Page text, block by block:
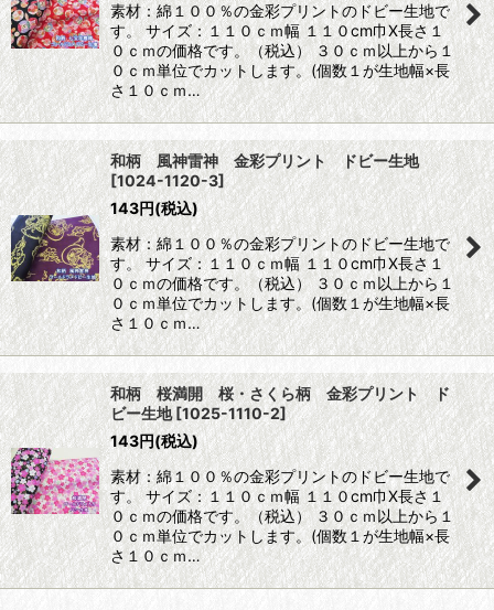
素材：綿１００％の金彩プリントのドビー生地で
す。 サイズ：１１０ｃｍ幅 １１０cm巾X長さ１
０ｃｍの価格です。（税込） ３０ｃｍ以上から１
０ｃｍ単位でカットします。(個数１が生地幅×長
さ１０ｃｍ…
和柄 風神雷神 金彩プリント ドビー生地
[1024-1120-3]
143円(税込)
素材：綿１００％の金彩プリントのドビー生地で
す。 サイズ：１１０ｃｍ幅 １１０cm巾X長さ１
０ｃｍの価格です。（税込） ３０ｃｍ以上から１
０ｃｍ単位でカットします。(個数１が生地幅×長
さ１０ｃｍ…
和柄 桜満開 桜・さくら柄 金彩プリント ド
ビー生地 [1025-1110-2]
143円(税込)
素材：綿１００％の金彩プリントのドビー生地で
す。 サイズ：１１０ｃｍ幅 １１０cm巾X長さ１
０ｃｍの価格です。（税込） ３０ｃｍ以上から１
０ｃｍ単位でカットします。(個数１が生地幅×長
さ１０ｃｍ…